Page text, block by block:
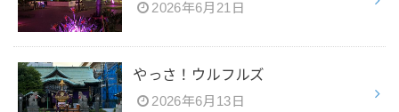
2026年6月21日
やっさ！ウルフルズ
2026年6月13日